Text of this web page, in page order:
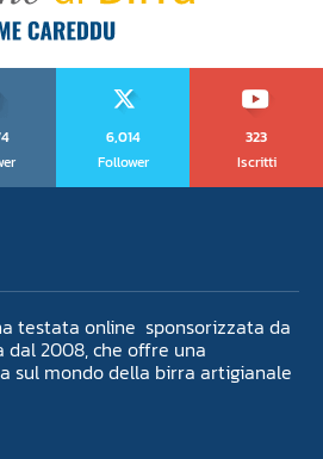
6,014
Follower
323
Iscritti
testata online sponsorizzata da
2008, che offre una
sul mondo della birra artigianale